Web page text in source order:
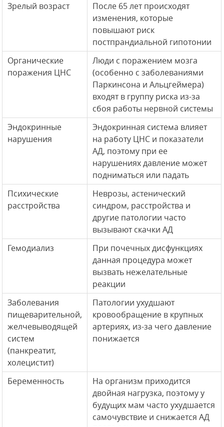
Зрелый возраст
После 65 лет происходят
изменения, которые
повышают риск
постпрандиальной гипотонии
Органические
поражения ЦНС
Люди с поражением мозга
(особенно с заболеваниями
Паркинсона и Альцгеймера)
входят в группу риска из-за
сбоя работы нервной системы
Эндокринные
нарушения
Эндокринная система влияет
на работу ЦНС и показатели
АД, поэтому при ее
нарушениях давление может
подниматься или падать
Психические
расстройства
Неврозы, астенический
синдром, расстройства и
другие патологии часто
вызывают скачки АД
Гемодиализ
При почечных дисфункциях
данная процедура может
вызвать нежелательные
реакции
Заболевания
пищеварительной,
желчевыводящей
систем
(панкреатит,
холецистит)
Патологии ухудшают
кровообращение в крупных
артериях, из-за чего давление
понижается
Беременность
На организм приходится
двойная нагрузка, поэтому у
будущих мам часто ухудшается
самочувствие и снижается АД